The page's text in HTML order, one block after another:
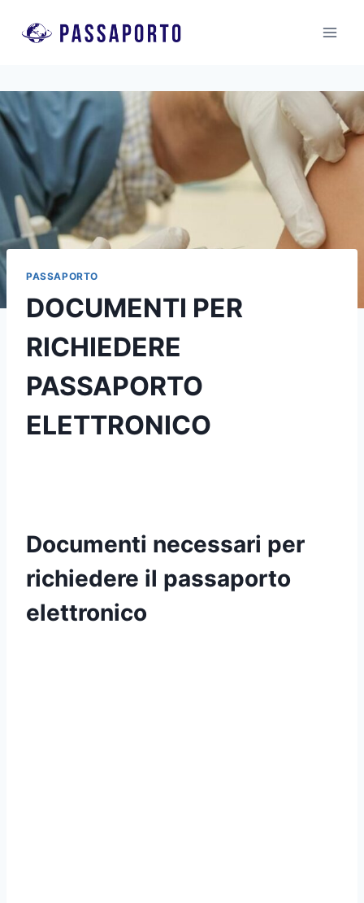
PASSAPORTO
DOCUMENTI PER
RICHIEDERE
PASSAPORTO
ELETTRONICO
Documenti necessari per
richiedere il passaporto
elettronico